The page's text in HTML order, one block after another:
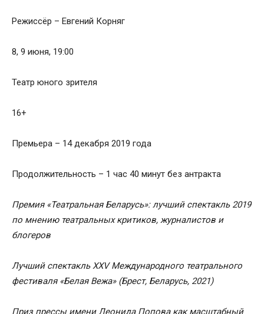
Режиссёр – Евгений Корняг
8, 9 июня, 19:00
Театр юного зрителя
16+
Премьера – 14 декабря 2019 года
Продолжительность – 1 час 40 минут без антракта
Премия «Театральная Беларусь»: лучший спектакль 2019
по мнению театральных критиков, журналистов и
блогеров
Лучший спектакль XXV Международного театрального
фестиваля «Белая Вежа» (Брест, Беларусь, 2021)